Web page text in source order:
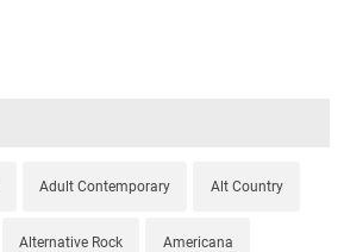
Adult Contemporary Alt Country
Alternative Rock Americana